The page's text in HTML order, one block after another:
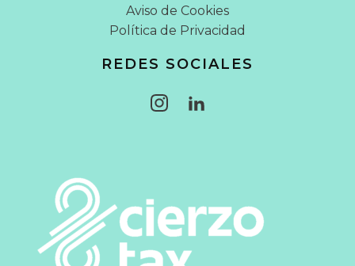
Aviso de Cookies
Política de Privacidad
REDES SOCIALES